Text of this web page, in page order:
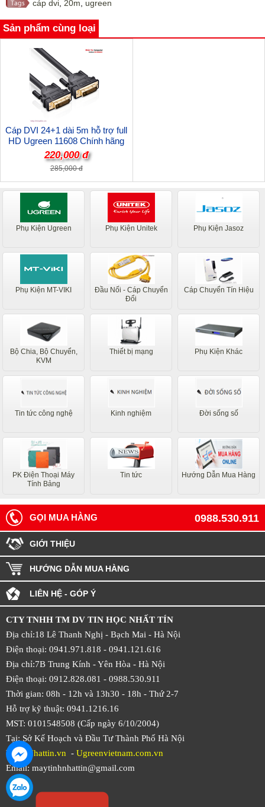
cáp dvi 20m ugreen
Sản phẩm cùng loại
Cáp DVI 24+1 dài 5m hỗ trợ full
HD Ugreen 11608 Chính hãng
220,000 đ
285,000 đ
Phụ Kiện Ugreen Phụ Kiện Unitek Phụ Kiện Jasoz
Phụ Kiện MT-VIKI
Đầu Nối - Cáp Chuyển
Đổi
Cáp Chuyển Tín Hiệu
Bộ Chia, Bộ Chuyển,
KVM
Thiết bị mạng Phụ Kiện Khác
Tin tức công nghệ Kinh nghiệm Đời sống số
PK Điện Thoại Máy
Tính Bảng
Tin tức Hướng Dẫn Mua Hàng
0988.530.911
GỌI MUA HÀNG
GIỚI THIỆU
HƯỚNG DẪN MUA HÀNG
LIÊN HỆ - GÓP Ý
CTY TNHH TM DV TIN HỌC NHẤT TÍN
Địa chỉ:18 Lê Thanh Nghị - Bạch Mai - Hà Nội
Điện thoại: 0941.971.818 - 0941.121.616
Địa chỉ:7B Trung Kính - Yên Hòa - Hà Nội
Điện thoại: 0912.828.081 - 0988.530.911
Thời gian: 08h - 12h và 13h30 - 18h - Thứ 2-7
Hỗ trợ kỹ thuật: 0941.1216.16
MST: 0101548508 (Cấp ngày 6/10/2004)
Tại: Sở Kế Hoạch và Đầu Tư Thành Phố Hà Nội
Web:Nhattin.vn - Ugreenvietnam.com.vn
Email: maytinhnhattin@gmail.com